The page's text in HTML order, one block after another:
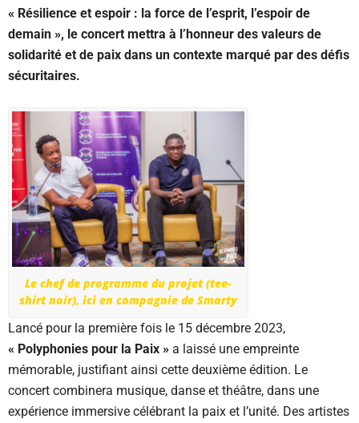
« Résilience et espoir : la force de l’esprit, l’espoir de
demain », le concert mettra à l’honneur des valeurs de
solidarité et de paix dans un contexte marqué par des défis
sécuritaires.
Le chef de programme du projet (tee-
shirt noir), ici en compagnie de Smarty
Lancé pour la première fois le 15 décembre 2023,
« Polyphonies pour la Paix » a laissé une empreinte
mémorable, justifiant ainsi cette deuxième édition. Le
concert combinera musique, danse et théâtre, dans une
expérience immersive célébrant la paix et l’unité. Des artistes